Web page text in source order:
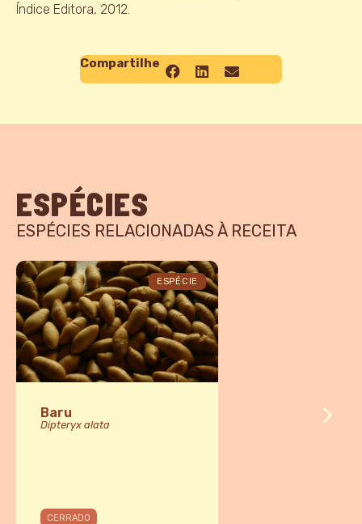
Índice Editora, 2012.
Compartilhe
ESPÉCIES
ESPÉCIES RELACIONADAS À RECEITA
ESPÉCIE
Baru
Dipteryx alata
CERRADO